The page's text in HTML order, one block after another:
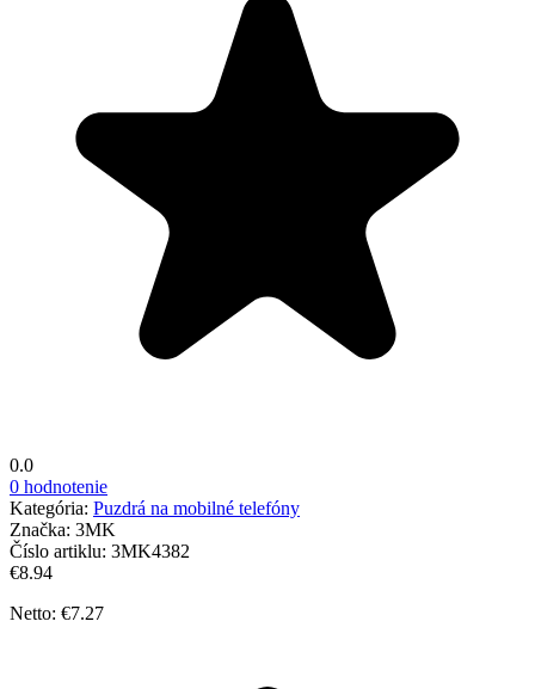
0.0
0 hodnotenie
Kategória: Puzdrá na mobilné telefóny
Značka: 3MK
Číslo artiklu: 3MK4382
€8.94
Netto: €7.27